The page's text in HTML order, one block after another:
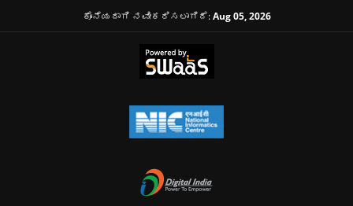
ಕೊನೆಯದಾಗಿ ನವೀಕರಿಸಲಾಗಿದೆ:Aug 05, 2026